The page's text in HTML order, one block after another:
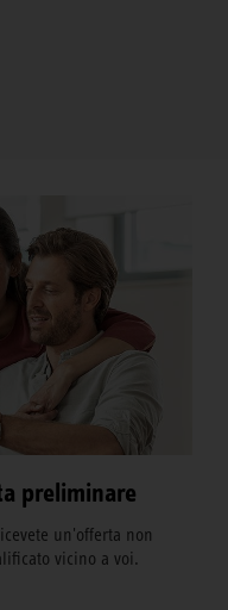
preliminare
un'offerta non
vicino a voi.